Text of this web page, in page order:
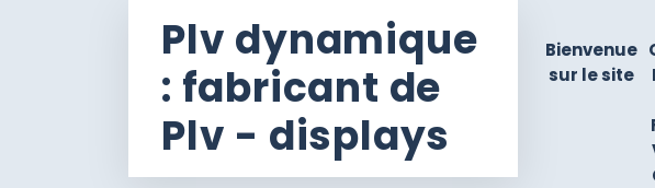
Plv dynamique
: fabricant de
Plv - displays
Bienvenue
sur le site